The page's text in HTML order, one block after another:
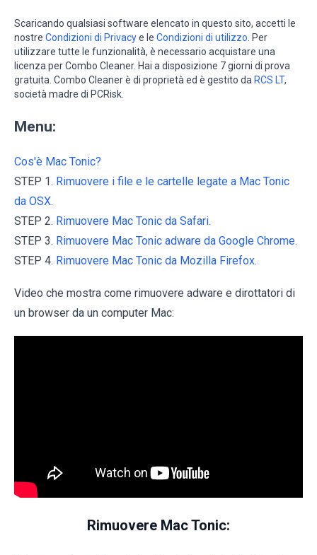
Scaricando qualsiasi software elencato in questo sito, accetti le
nostre Condizioni di Privacye le Condizioni di utilizzo . Per
utilizzare tutte le funzionalità, è necessario acquistare una
licenza per Combo Cleaner. Hai a disposizione 7 giorni di prova
gratuita. Combo Cleaner è di proprietà ed è gestito da RCS LT,
società madre di PCRisk.
Menu:
Cos'è Mac Tonic?
STEP 1. Rimuovere i file e le cartelle legate a Mac Tonic
da OSX.
STEP 2. Rimuovere Mac Tonic da Safari.
STEP 3. Rimuovere Mac Tonic adware da Google Chrome.
STEP 4. Rimuovere Mac Tonic da Mozilla Firefox.
Video che mostra come rimuovere adware e dirottatori di
un browser da un computer Mac:
Rimuovere Mac Tonic: